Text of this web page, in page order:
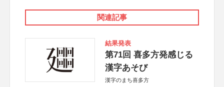
関連記事
結果発表
第71回 喜多方発感じる
漢字あそび
漢字のまち喜多方